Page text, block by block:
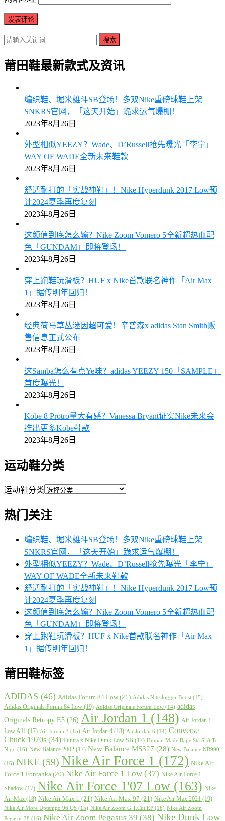
搜索
莆田鞋最新款式及资讯
编织鞋、堀米雄斗SB登场！多双Nike重磅球鞋上架
SNKRS官网，「这天开始」跪求运气爆棚！
2023年8月26日
外型相似YEEZY？Wade、D’Russell抢先曝光「李宁」
WAY OF WADE全新未来鞋款
2023年8月26日
舒适耐打的「实战神鞋」！Nike Hyperdunk 2017 Low预
计2024夏季再度复刻
2023年8月26日
这颜值到底怎么输？Nike Zoom Vomero 5全新超热血配
色「GUNDAM」即将登场！
2023年8月26日
穿上跑鞋玩滑板？HUF x Nike首款联名神作「Air Max
1」据传明年回归！
2023年8月26日
经典荷马草丛迷因超可爱！辛普森x adidas Stan Smith贩
售信息正式公布
2023年8月26日
这Samba怎么有点Ye味？adidas YEEZY 150「SAMPLE」
首度曝光！
2023年8月26日
Kobe 8 Protro量大有感？Vanessa Bryant证实Nike未来会
推出更多Kobe鞋款
2023年8月26日
运动鞋分类
运动鞋分类
热门关注
编织鞋、堀米雄斗SB登场！多双Nike重磅球鞋上架
SNKRS官网，「这天开始」跪求运气爆棚！
外型相似YEEZY？Wade、D’Russell抢先曝光「李宁」
WAY OF WADE全新未来鞋款
舒适耐打的「实战神鞋」！Nike Hyperdunk 2017 Low预
计2024夏季再度复刻
这颜值到底怎么输？Nike Zoom Vomero 5全新超热血配
色「GUNDAM」即将登场！
穿上跑鞋玩滑板？HUF x Nike首款联名神作「Air Max
1」据传明年回归！
莆田鞋标签
ADIDAS (46) Adidas Forum 84 Low (21) Adidas Nite Jogger Boost (15)
Adidas Originals Forum 84 Low (19) Adidas Originals Forum Low (14) adidas
Originals Retropy E5 (26) Air Jordan 1 (148) Air Jordan 1
Low AJ1 (17) Air Jordan 3 (15) Air Jordan 4 (18) Air Jordan 6 (14) Converse
Chuck 1970s (34) Futura x Nike Dunk Low SB (17) Human Made Bape Sta Sk8 To
Nigo (16) New Balance 2002 (17) New Balance MS327 (28) New Balance NB990
(16) NIKE (59) Nike Air Force 1 (172) Nike Air
Force 1 Fontanka (20) Nike Air Force 1 Low (37) Nike Air Force 1
Shadow (17) Nike Air Force 1'07 Low (163) Nike
Air Max (18) Nike Air Max 1 (21) Nike Air Max 97 (21) Nike Air Max 2021 (19)
Nike Air More Uptempo 96 QS (15) Nike Air Zoom G.T.Cut EP (16) Nike Air Zoom
Pegasus 38 (16) Nike Air Zoom Pegasus 39 (38) Nike Dunk Low